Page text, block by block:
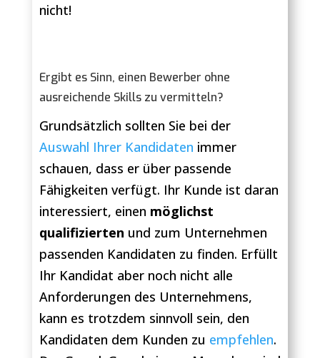
nicht!
Ergibt es Sinn, einen Bewerber ohne
ausreichende Skills zu vermitteln?
Grundsätzlich sollten Sie bei der
Auswahl Ihrer Kandidaten immer
schauen, dass er über passende
Fähigkeiten verfügt. Ihr Kunde ist daran
interessiert, einen möglichst
qualifizierten und zum Unternehmen
passenden Kandidaten zu finden. Erfüllt
Ihr Kandidat aber noch nicht alle
Anforderungen des Unternehmens,
kann es trotzdem sinnvoll sein, den
Kandidaten dem Kunden zu empfehlen.